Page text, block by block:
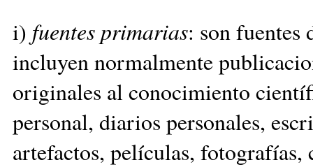
i) fuentes primarias: son fuentes
incluyen normalmente
originales al conocimiento
personal, diarios personales,
artefactos, películas, fotografías,